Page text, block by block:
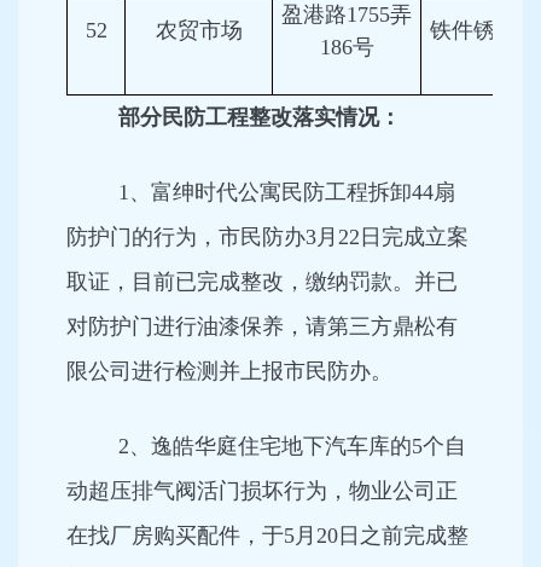
52 农贸市场
盈港路1755弄
186号
铁件锈蚀
部分民防工程整改落实情况：
1、富绅时代公寓民防工程拆卸44扇
防护门的行为，市民防办3月22日完成立案
取证，目前已完成整改，缴纳罚款。并已
对防护门进行油漆保养，请第三方鼎松有
限公司进行检测并上报市民防办。
2、逸皓华庭住宅地下汽车库的5个自
动超压排气阀活门损坏行为，物业公司正
在找厂房购买配件，于5月20日之前完成整